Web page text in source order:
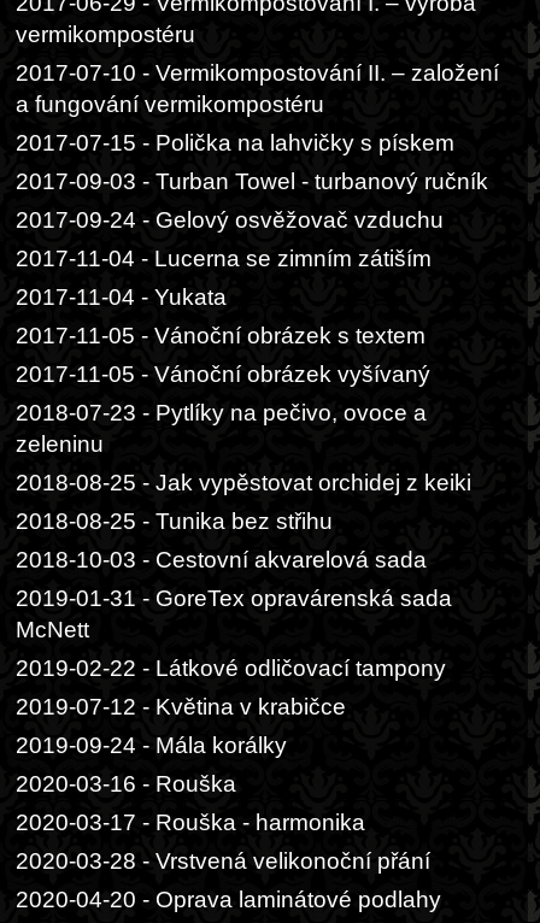
vermikompostéru
2017-07-10 - Vermikompostování II. – založení
a fungování vermikompostéru
2017-07-15 - Polička na lahvičky s pískem
2017-09-03 - Turban Towel - turbanový ručník
2017-09-24 - Gelový osvěžovač vzduchu
2017-11-04 - Lucerna se zimním zátiším
2017-11-04 - Yukata
2017-11-05 - Vánoční obrázek s textem
2017-11-05 - Vánoční obrázek vyšívaný
2018-07-23 - Pytlíky na pečivo, ovoce a
zeleninu
2018-08-25 - Jak vypěstovat orchidej z keiki
2018-08-25 - Tunika bez střihu
2018-10-03 - Cestovní akvarelová sada
2019-01-31 - GoreTex opravárenská sada
McNett
2019-02-22 - Látkové odličovací tampony
2019-07-12 - Květina v krabičce
2019-09-24 - Mála korálky
2020-03-16 - Rouška
2020-03-17 - Rouška - harmonika
2020-03-28 - Vrstvená velikonoční přání
2020-04-20 - Oprava laminátové podlahy